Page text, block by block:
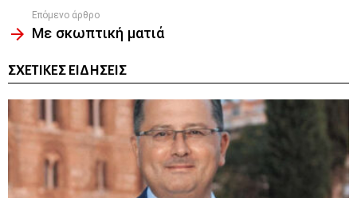
Επόμενο άρθρο
Με σκωπτική ματιά
ΣΧΕΤΙΚΈΣ ΕΙΔΉΣΕΙΣ